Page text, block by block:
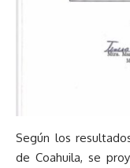
Según los
de Coahuila, se